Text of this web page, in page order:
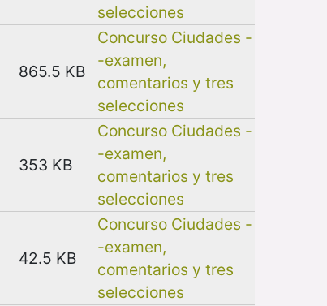
selecciones
865.5 KB
Concurso Ciudades -
-examen,
comentarios y tres
selecciones
353 KB
Concurso Ciudades -
-examen,
comentarios y tres
selecciones
42.5 KB
Concurso Ciudades -
-examen,
comentarios y tres
selecciones